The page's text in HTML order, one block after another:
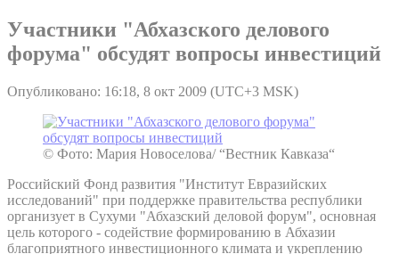
Участники "Абхазского делового
форума" обсудят вопросы инвестиций
Опубликовано: 16:18, 8 окт 2009 (UTC+3 MSK)
© Фото: Мария Новоселова/ “Вестник Кавказа“
Российский Фонд развития "Институт Евразийских
исследований" при поддержке правительства республики
организует в Сухуми "Абхазский деловой форум", основная
цель которого - содействие формированию в Абхазии
благоприятного инвестиционного климата и укреплению